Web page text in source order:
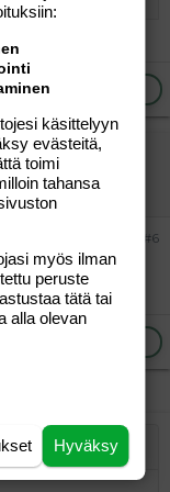
eristystiloja,
ja lentokoneet
olisi ”vain”
#6
oireet mut
Kumoa
käsittelyyn
evästeitä,
toimi
tahansa
myös ilman
peruste
tätä tai
alla olevan
Hyväksy